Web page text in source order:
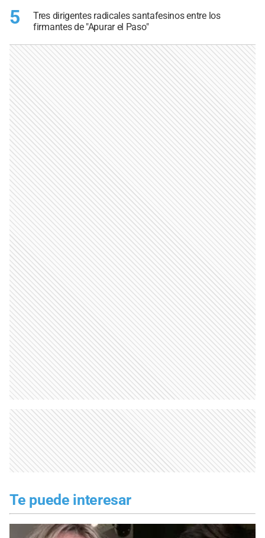
5
Tres dirigentes radicales santafesinos entre los
firmantes de "Apurar el Paso"
Te puede interesar